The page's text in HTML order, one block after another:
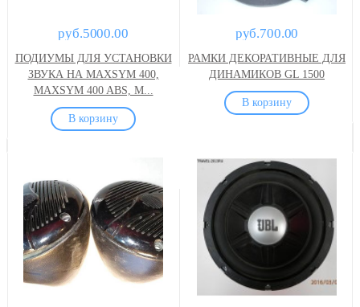
руб.5000.00
ПОДИУМЫ ДЛЯ УСТАНОВКИ
ЗВУКА НА MAXSYM 400,
MAXSYM 400 ABS, M...
руб.700.00
РАМКИ ДЕКОРАТИВНЫЕ ДЛЯ
ДИНАМИКОВ GL 1500